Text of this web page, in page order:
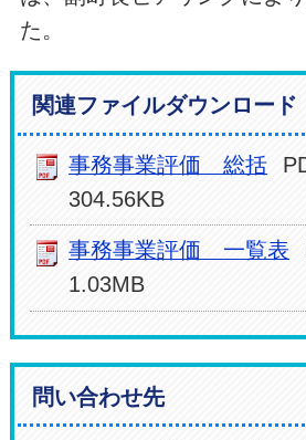
た。
関連ファイルダウンロード
事務事業評価 総括
304.56KB
事務事業評価 一覧表
1.03MB
問い合わせ先